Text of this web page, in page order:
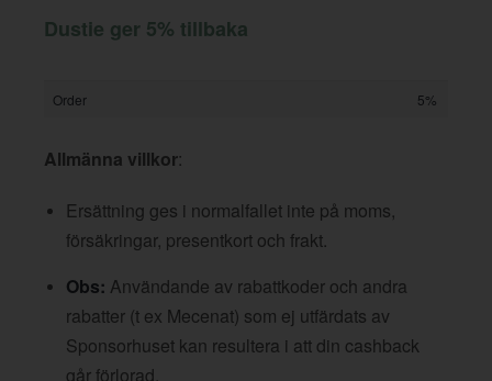
Dustie ger 5% tillbaka
Order 5%
Allmänna villkor:
Ersättning ges i normalfallet inte på moms,
försäkringar, presentkort och frakt.
Obs: Användande av rabattkoder och andra
rabatter (t ex Mecenat) som ej utfärdats av
Sponsorhuset kan resultera i att din cashback
går förlorad.